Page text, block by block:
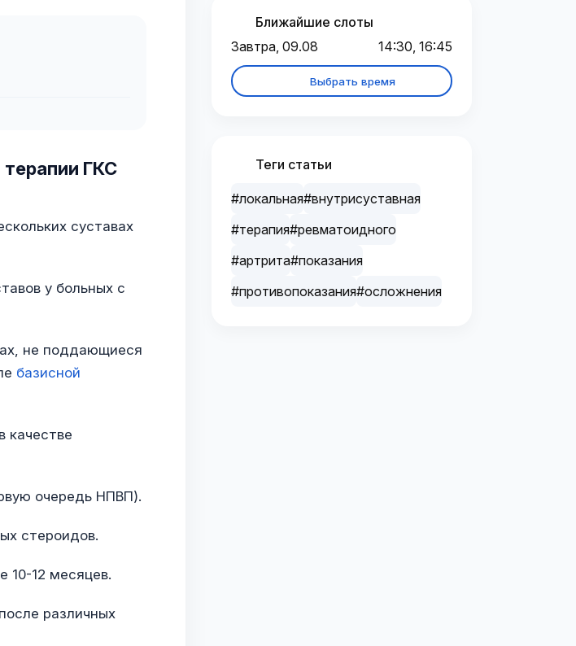
ГКС
суставах
у больных с
не поддающиеся
базисной
качестве
очередь НПВП).
стероидов.
10-12 месяцев.
различных
Ближайшие слоты
Завтра, 09.08
14:30, 16:45
Выбрать время
Теги статьи
#локальная#внутрисуставная
#терапия#ревматоидного
#артрита#показания
#противопоказания#осложнения